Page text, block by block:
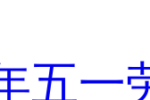
五一